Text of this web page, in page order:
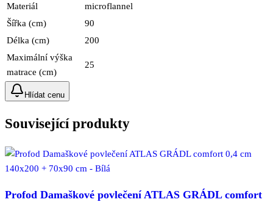
Materiál
microflannel
Šířka (cm)
90
Délka (cm)
200
Maximální výška
matrace (cm)
25
Hlídat cenu
Související produkty
Profod Damaškové povlečení ATLAS GRÁDL comfort